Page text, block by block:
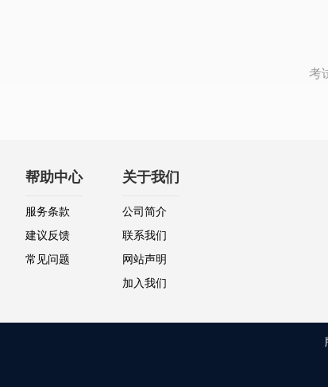
考
帮助中心
服务条款
建议反馈
常见问题
关于我们
公司简介
联系我们
网站声明
加入我们